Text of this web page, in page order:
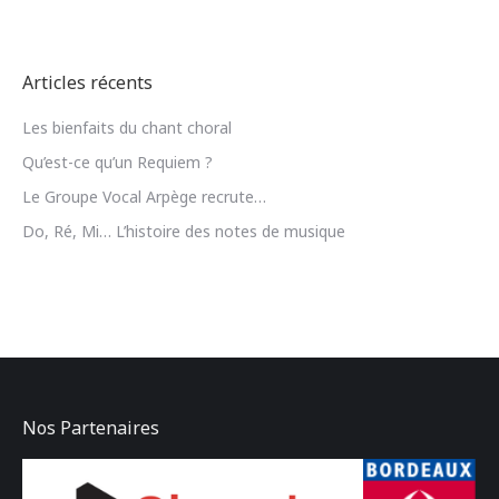
Articles récents
Les bienfaits du chant choral
Qu’est-ce qu’un Requiem ?
Le Groupe Vocal Arpège recrute…
Do, Ré, Mi… L’histoire des notes de musique
Nos Partenaires